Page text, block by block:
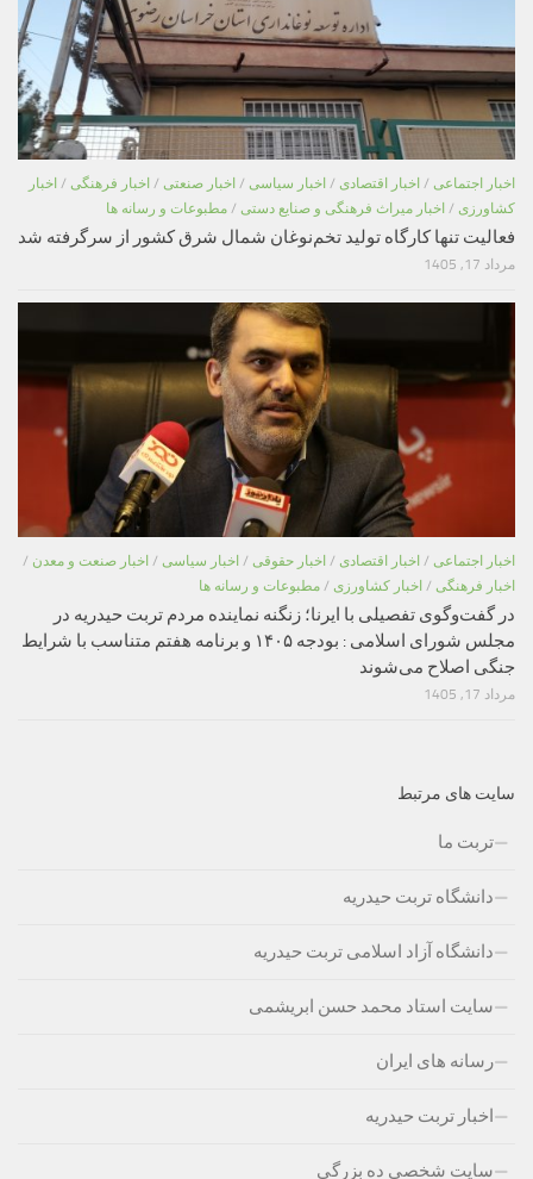
اخبار اجتماعی / اخبار اقتصادی / اخبار سیاسی / اخبار صنعتی / اخبار فرهنگی / اخبار
کشاورزی / اخبار میراث فرهنگی و صنایع دستی / مطبوعات و رسانه ها
فعالیت تنها کارگاه تولید تخم‌نوغان شمال شرق کشور از سرگرفته شد
مرداد 17, 1405
اخبار اجتماعی / اخبار اقتصادی / اخبار حقوقی / اخبار سیاسی / اخبار صنعت و معدن /
اخبار فرهنگی / اخبار کشاورزی / مطبوعات و رسانه ها
در گفت‌وگوی تفصیلی با ایرنا؛ زنگنه نماینده مردم تربت حیدریه در
مجلس شورای اسلامی : بودجه ۱۴۰۵ و برنامه هفتم متناسب با شرایط
جنگی اصلاح می‌شوند
مرداد 17, 1405
سایت های مرتبط
تربت ما
دانشگاه تربت حیدریه
دانشگاه آزاد اسلامی تربت حیدریه
سایت استاد محمد حسن ابریشمی
رسانه های ایران
اخبار تربت حیدریه
سایت شخصی ده بزرگی